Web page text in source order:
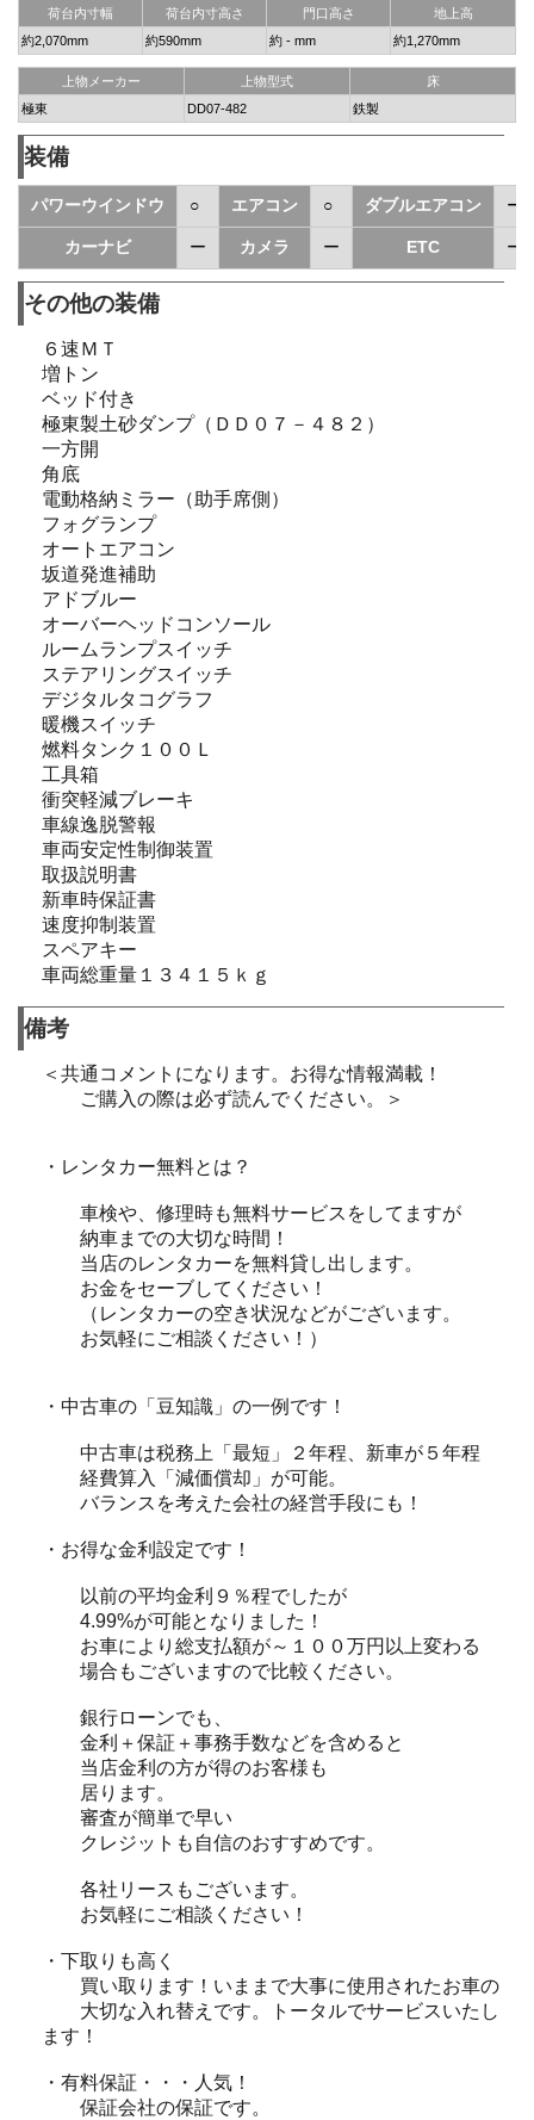
荷台内寸幅 荷台内寸高さ 門口高さ
地上高
約2,070mm
約590mm 約 - mm 約1,270mm
上物メーカー 上物型式
床
極東
DD07-482 鉄製
装備
パワーウインドウ ○ エアコン ○ ダブルエアコン ー
カーナビ ー カメラ ー ETC ー
その他の装備
６速ＭＴ
増トン
ベッド付き
極東製土砂ダンプ（ＤＤ０７－４８２）
一方開
角底
電動格納ミラー（助手席側）
フォグランプ
オートエアコン
坂道発進補助
アドブルー
オーバーヘッドコンソール
ルームランプスイッチ
ステアリングスイッチ
デジタルタコグラフ
暖機スイッチ
燃料タンク１００Ｌ
工具箱
衝突軽減ブレーキ
車線逸脱警報
車両安定性制御装置
取扱説明書
新車時保証書
速度抑制装置
スペアキー
車両総重量１３４１５ｋｇ
備考
＜共通コメントになります。お得な情報満載！
ご購入の際は必ず読んでください。＞
・レンタカー無料とは？
車検や、修理時も無料サービスをしてますが
納車までの大切な時間！
当店のレンタカーを無料貸し出します。
お金をセーブしてください！
（レンタカーの空き状況などがございます。
お気軽にご相談ください！）
・中古車の「豆知識」の一例です！
中古車は税務上「最短」２年程、新車が５年程
経費算入「減価償却」が可能。
バランスを考えた会社の経営手段にも！
・お得な金利設定です！
以前の平均金利９％程でしたが
4.99%が可能となりました！
お車により総支払額が～１００万円以上変わる
場合もございますので比較ください。
銀行ローンでも、
金利＋保証＋事務手数などを含めると
当店金利の方が得のお客様も
居ります。
審査が簡単で早い
クレジットも自信のおすすめです。
各社リースもございます。
お気軽にご相談ください！
・下取りも高く
買い取ります！いままで大事に使用されたお車の
大切な入れ替えです。トータルでサービスいたし
ます！
・有料保証・・・人気！
保証会社の保証です。